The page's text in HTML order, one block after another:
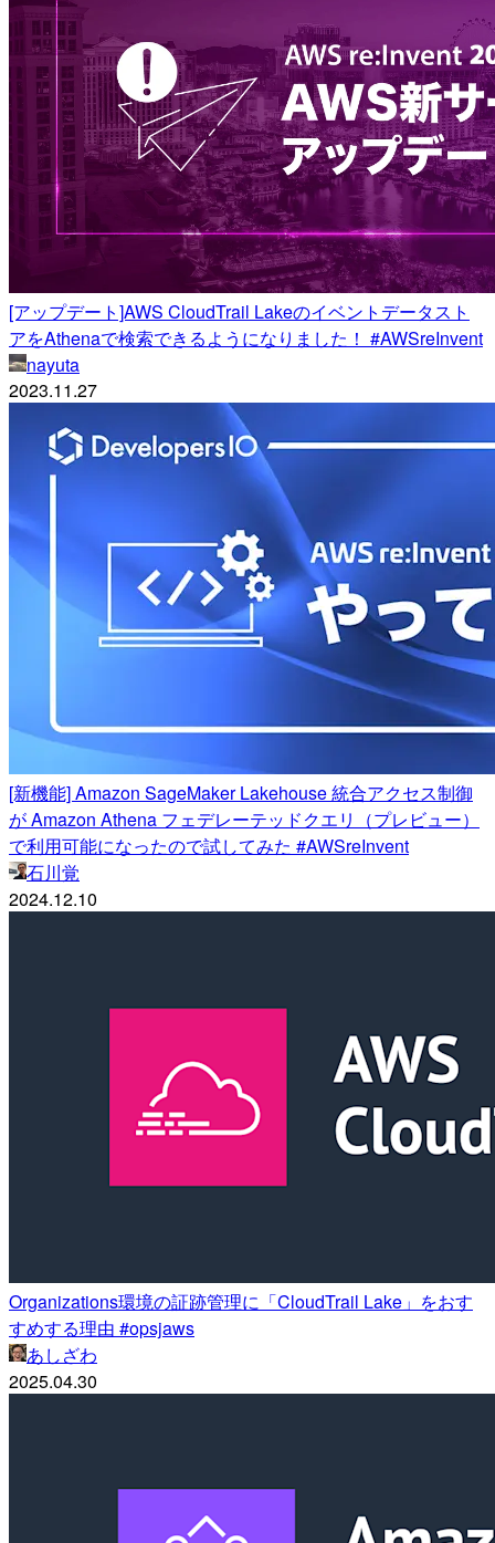
[アップデート]AWS CloudTrail Lakeのイベントデータスト
アをAthenaで検索できるようになりました！ #AWSreInvent
nayuta
2023.11.27
[新機能] Amazon SageMaker Lakehouse 統合アクセス制御
が Amazon Athena フェデレーテッドクエリ（プレビュー）
で利用可能になったので試してみた #AWSreInvent
石川覚
2024.12.10
Organizations環境の証跡管理に「CloudTrail Lake」をおす
すめする理由 #opsjaws
あしざわ
2025.04.30